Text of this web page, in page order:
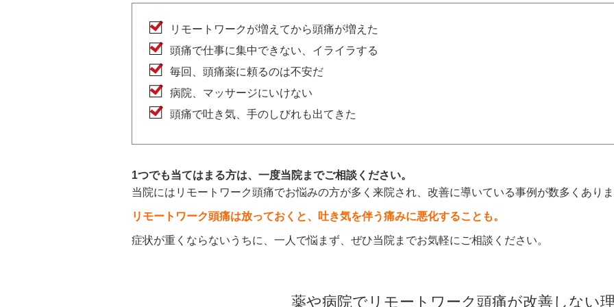
リモートワークが増えてから頭痛が増えた
頭痛で仕事に集中できない、イライラする
毎回、頭痛薬に頼るのは不安だ
病院、マッサージにいけない
頭痛で吐き気、手のしびれも出てきた
1つでも当てはまる方は、一度当院までご相談ください。
当院にはリモートワーク頭痛でお悩みの方が多く来院され、改善に導いている事例が数多くありま
リモートワーク頭痛は放っておくと、 吐き気を伴う痛みに悪化することも。
症状が重くならないうちに、一人で悩まず、ぜひ当院までお気軽にご相談ください。
薬や病院でリモートワーク頭痛が改善しない